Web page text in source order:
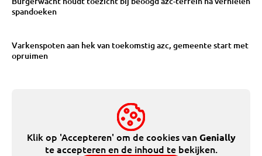
spandoeken
Varkenspoten aan hek van toekomstig azc, gemeente start met
opruimen
Klik op 'Accepteren' om de cookies vanGenially
te accepteren en de inhoud te bekijken.